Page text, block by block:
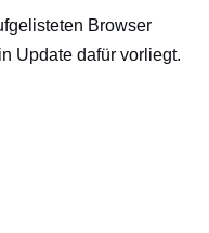
Browser
Update dafür vorliegt.